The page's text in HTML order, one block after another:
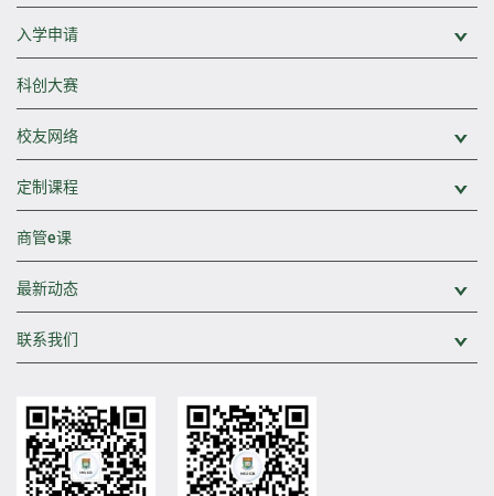
入学申请
科创大赛
校友网络
定制课程
商管e课
最新动态
联系我们